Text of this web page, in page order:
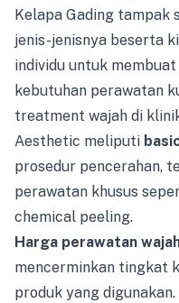
Kelapa Gading tampak
jenis-jenisnya beserta
individu untuk membuat
kebutuhan perawatan
treatment wajah di
Aesthetic meliputi
prosedur pencerahan,
perawatan khusus
chemical peeling.
Harga perawatan
mencerminkan tingkat
produk yang